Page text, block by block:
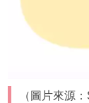
（圖片來源